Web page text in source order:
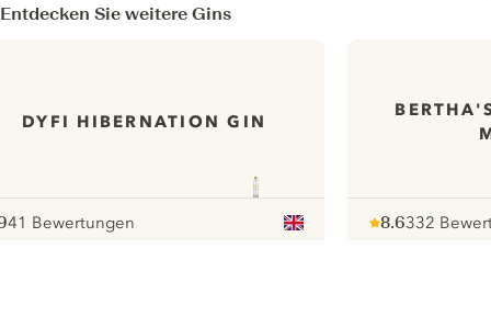
Entdecken Sie weitere Gins
DYFI HIBERNATION GIN
41 Bewertungen
8.6332